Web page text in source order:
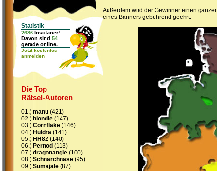
Statistik
2686 Insulaner!
Davon sind 54
gerade online.
Jetzt kostenlos
anmelden
Die Top
Rätsel-Autoren
01.) manu (421)
02.) blondie (147)
03.) Cornflake (146)
04.) Huldra (141)
05.) HH82 (140)
06.) Pernod (113)
07.) dragonangle (100)
08.) Schnarchnase (95)
09.) Sumajale (87)
Außerdem wird der Gewinner einen
eines Banners gebührend geehrt.